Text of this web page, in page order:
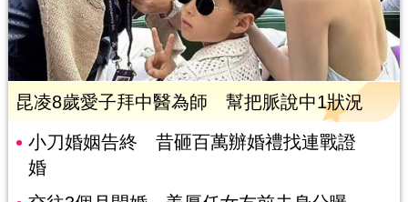
昆凌8歲愛子拜中醫為師 幫把脈說中1狀況
小刀婚姻告終 昔砸百萬辦婚禮找連戰證
婚